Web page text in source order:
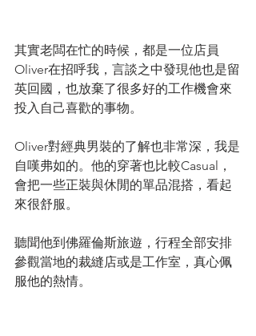
其實老闆在忙的時候，都是一位店員
Oliver在招呼我，言談之中發現他也是留
英回國，也放棄了很多好的工作機會來
投入自己喜歡的事物。
Oliver對經典男裝的了解也非常深，我是
自嘆弗如的。他的穿著也比較Casual，
會把一些正裝與休閒的單品混搭，看起
來很舒服。
聽聞他到佛羅倫斯旅遊，行程全部安排
參觀當地的裁縫店或是工作室，真心佩
服他的熱情。